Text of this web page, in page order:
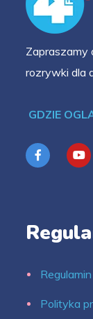
Zapraszamy
rozrywki dla
GDZIE
Polityka